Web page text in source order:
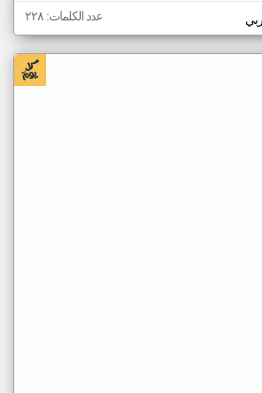
عدد الكلمات: ٢٢٨